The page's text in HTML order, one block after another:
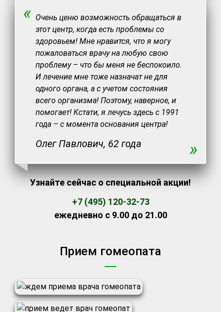
« Очень ценю возможность обращаться в
этот центр, когда есть проблемы со
здоровьем! Мне нравится, что я могу
пожаловаться врачу на любую свою
проблему – что бы меня не беспокоило.
И лечение мне тоже назначат не для
одного органа, а с учетом состояния
всего организма! Поэтому, наверное, и
помогает! Кстати, я лечусь здесь с 1991
года – с момента основания центра!
Олег Павлович, 62 года »
Узнайте сейчас о специальной акции!
+7 (495) 120-32-73
ежедневно с 9.00 до 21.00
Прием гомеопата